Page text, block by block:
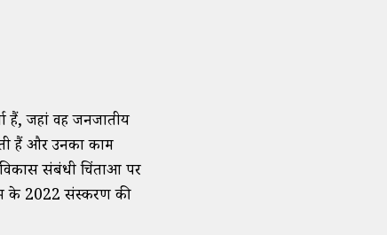
हैं, जहां वह जनजातीय
हैं और उनका काम
संबंधी चिंताओं पर
के 2022 संस्करण की